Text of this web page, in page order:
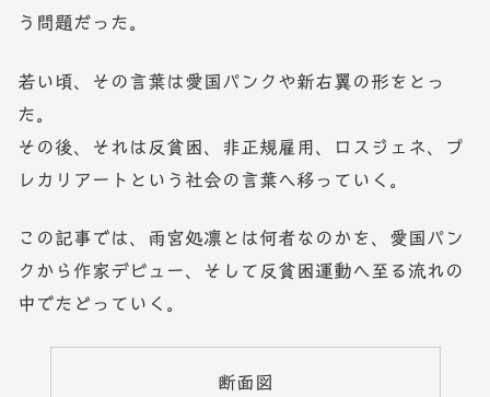
う問題だった。
若い頃、その言葉は愛国パンクや新右翼の形をとっ
た。
その後、それは反貧困、非正規雇用、ロスジェネ、プ
レカリアートという社会の言葉へ移っていく。
この記事では、雨宮処凛とは何者なのかを、愛国パン
クから作家デビュー、そして反貧困運動へ至る流れの
中でたどっていく。
断面図